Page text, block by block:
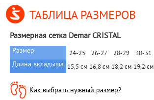
ТАБЛИЦА РАЗМЕРОВ
Размерная сетка Demar CRISTAL
Размер 24-25 26-27 28-29 30-31
Длина вкладыша 15,5 см 16,8 см 18,2 см 19,2 см
Как выбрать нужный размер?